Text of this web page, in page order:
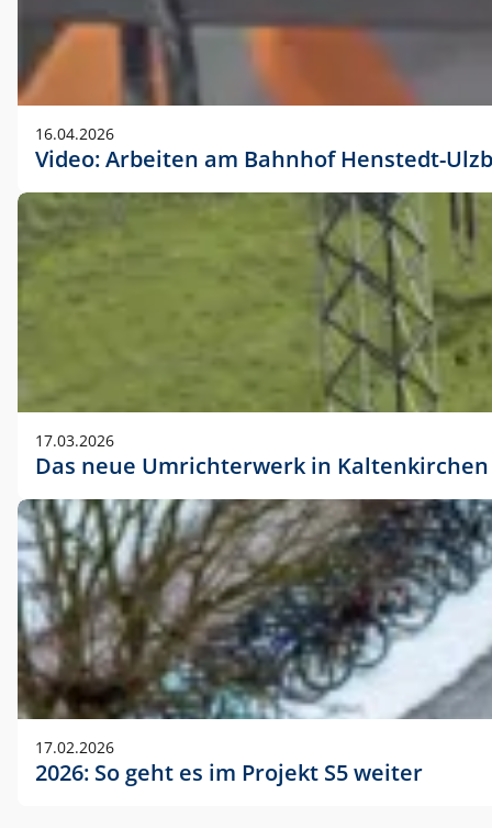
16.04.2026
Video: Arbeiten am Bahnhof Henstedt-
17.03.2026
Das neue Umrichterwerk in Kaltenkirchen
17.02.2026
2026: So geht es im Projekt S5 weiter